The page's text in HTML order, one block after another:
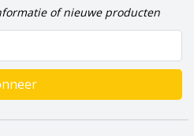
of nieuwe producten